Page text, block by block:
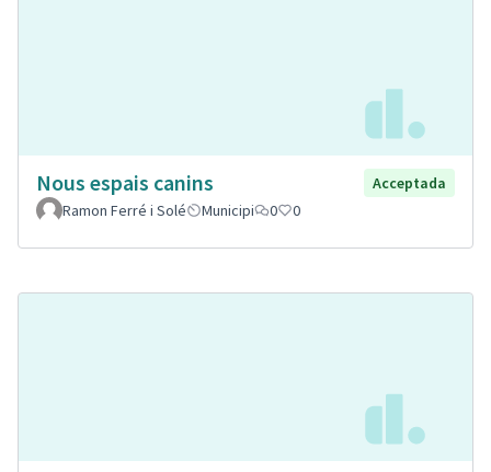
Nous espais canins
Acceptada
Ramon Ferré i Solé
Municipi 0 0